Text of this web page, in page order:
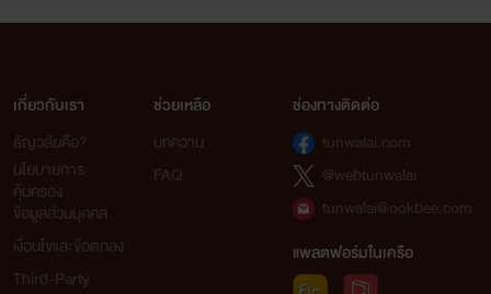
เกี่ยวกับเรา
ธัญวลัยคือ?
นโยบายการ
คุ้มครอง
ข้อมูลส่วนบุคคล
เงื่อนไขและข้อตกลง
Third-Party
ช่วยเหลือ
บทความ
FAQ
ช่องทางติดต่อ
tunwalai.com
@webtunwalai
tunwalai@ookbee.com
แพลตฟอร์มในเครือ